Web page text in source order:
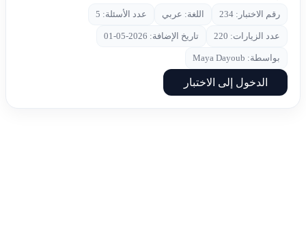
رقم الاختبار: 234 اللغة: عربي عدد الأسئلة: 5
عدد الزيارات: 220 تاريخ الإضافة: 2026-05-01
بواسطة: Maya Dayoub
الدخول إلى الاختبار